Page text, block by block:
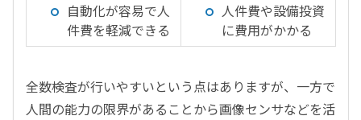
自動化が容易で人
件費を軽減できる
人件費や設備投資
に費用がかかる
全数検査が行いやすいという点はありますが、一方で
人間の能力の限界があることから画像センサなどを活